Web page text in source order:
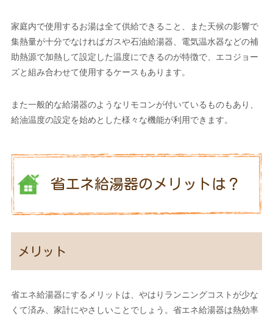
家庭内で使用するお湯は全て供給できること、また天候の影響で
集熱量が十分でなければガスや石油給湯器、電気温水器などの補
助熱源で加熱して設定した温度にできるのが特徴で、エコジョー
ズと組み合わせて使用するケースもあります。
また一般的な給湯器のようなリモコンが付いているものもあり、
給油温度の設定を始めとした様々な機能が利用できます。
省エネ給湯器のメリットは？
メリット
省エネ給湯器にするメリットは、やはりランニングコストが少な
くて済み、家計にやさしいことでしょう。省エネ給湯器は熱効率